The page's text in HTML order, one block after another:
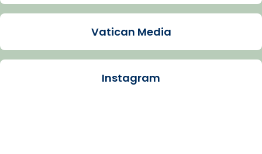
Mons. Sergi Gordo, bisbe de Tortosa, ha
Santes de Mataró.
🔗tinyurl.com/cvu5jmbk
Vatican Media
Instagram